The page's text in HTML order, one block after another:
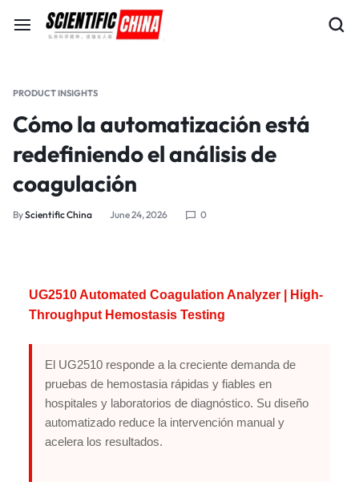
PRODUCT INSIGHTS
Cómo la automatización está
redefiniendo el análisis de
coagulación
ByScientific China June 24, 2026 0
UG2510 Automated Coagulation Analyzer | High-
Throughput Hemostasis Testing
El UG2510 responde a la creciente demanda de
pruebas de hemostasia rápidas y fiables en
hospitales y laboratorios de diagnóstico. Su diseño
automatizado reduce la intervención manual y
acelera los resultados.